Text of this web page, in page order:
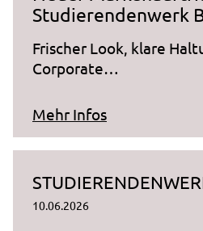
Studierendenwerk
Frischer Look, klare
Corporate…
Mehr Infoszum Artikel
10.06.2026
13 Monate
_pk_ref.1.ccca
_pk_ref.1.ccca
Anbieter:
Zweck:
Speichert, über welchen